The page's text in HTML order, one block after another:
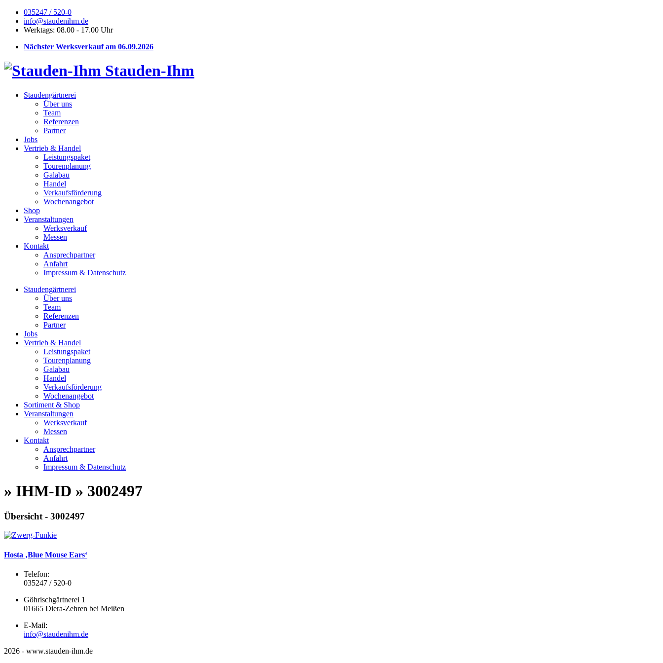
035247 / 520-0
info@staudenihm.de
Werktags: 08.00 - 17.00 Uhr
Nächster Werksverkauf am 06.09.2026
Stauden-Ihm
Staudengärtnerei
Über uns
Team
Referenzen
Partner
Jobs
Vertrieb & Handel
Leistungspaket
Tourenplanung
Galabau
Handel
Verkaufsförderung
Wochenangebot
Shop
Veranstaltungen
Werksverkauf
Messen
Kontakt
Ansprechpartner
Anfahrt
Impressum & Datenschutz
Staudengärtnerei
Über uns
Team
Referenzen
Partner
Jobs
Vertrieb & Handel
Leistungspaket
Tourenplanung
Galabau
Handel
Verkaufsförderung
Wochenangebot
Sortiment & Shop
Veranstaltungen
Werksverkauf
Messen
Kontakt
Ansprechpartner
Anfahrt
Impressum & Datenschutz
» IHM-ID » 3002497
Übersicht - 3002497
Hosta ‚Blue Mouse Ears‘
Telefon:
035247 / 520-0
Göhrischgärtnerei 1
01665 Diera-Zehren bei Meißen
E-Mail:
info@staudenihm.de
2026 - www.stauden-ihm.de